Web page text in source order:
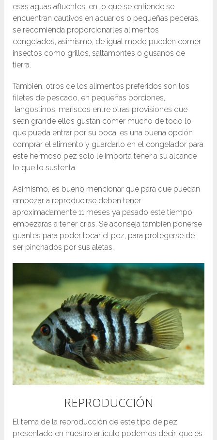
esas aguas afluentes, en lo que se entiende se
encuentran cautivos en acuarios o pequeñas peceras,
se recomienda proporcionarles alimentos
congelados, asimismo, de igual modo pueden comer
insectos como grillos, saltamontes o gusanos de
tierra.
También, otros de los alimentos preferidos son los
filetes de pescado, en pequeñas porciones,
langostinos, mariscos entre otras provisiones que
sean grande ellos gustan comer mucho de todo lo
que pueda entrar por su boca, es una buena opción
comprar el alimento y guardarlo en el congelador para
este hermoso pez solo le importa tener a su alcance
lo que lo sustenta.
Asimismo, es bueno mencionar que para que puedan
empezar a reproducirse deben tener
aproximadamente 11 meses ya pasado este tiempo
empezaras a tener crías. Se aconseja también ponerse
guantes para poder tocar el pez, para protegerse de
ser pinchados por sus aletas.
REPRODUCCIÓN
El tema de la reproducción de este tipo de pez
presentado en nuestro artículo podemos decir, que es